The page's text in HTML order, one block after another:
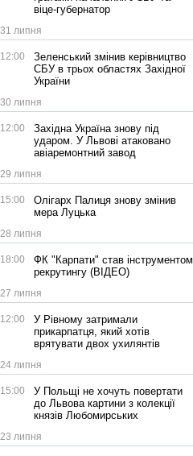
віце-губернатор
31 липня
12:00
Зеленський змінив керівництво
СБУ в трьох областях Західної
України
30 липня
12:00
Західна Україна знову під
ударом. У Львові атаковано
авіаремонтний завод
29 липня
15:00
Олігарх Палиця знову змінив
мера Луцька
28 липня
18:00
ФК "Карпати" став інструментом
рекрутингу (ВІДЕО)
27 липня
12:00
У Рівному затримали
прикарпатця, який хотів
врятувати двох ухилянтів
24 липня
15:00
У Польщі не хочуть повертати
до Львова картини з колекції
князів Любомирських
23 липня